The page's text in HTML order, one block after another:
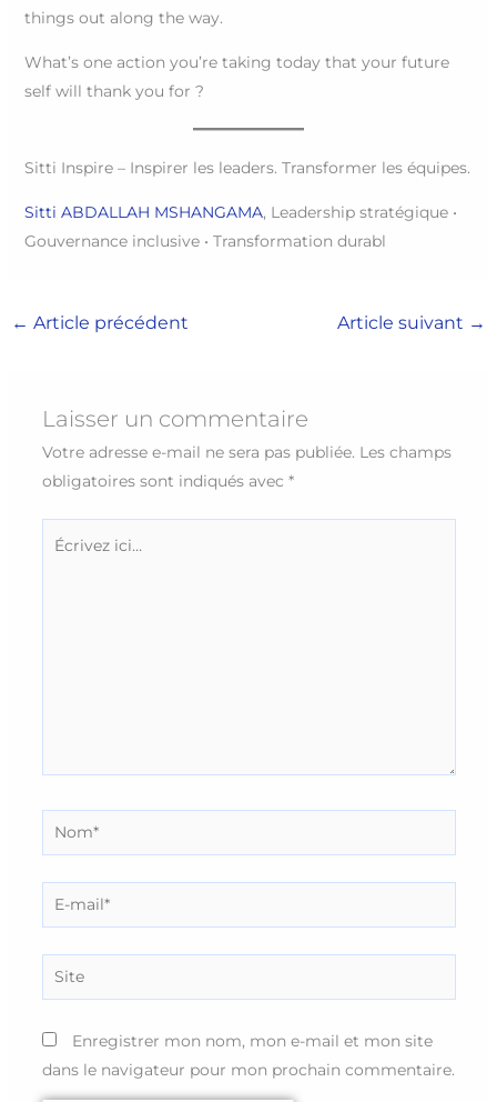
things out along the way.
What’s one action you’re taking today that your future
self will thank you for ?
Sitti Inspire – Inspirer les leaders. Transformer les équipes.
Sitti ABDALLAH MSHANGAMA, Leadership stratégique •
Gouvernance inclusive • Transformation durabl
← Article précédent Article suivant →
Laisser un commentaire
Votre adresse e-mail ne sera pas publiée. Les champs
obligatoires sont indiqués avec *
Écrivez
Nom*
E-
mail*
Site
Enregistrer mon nom, mon e-mail et mon site
dans le navigateur pour mon prochain commentaire.